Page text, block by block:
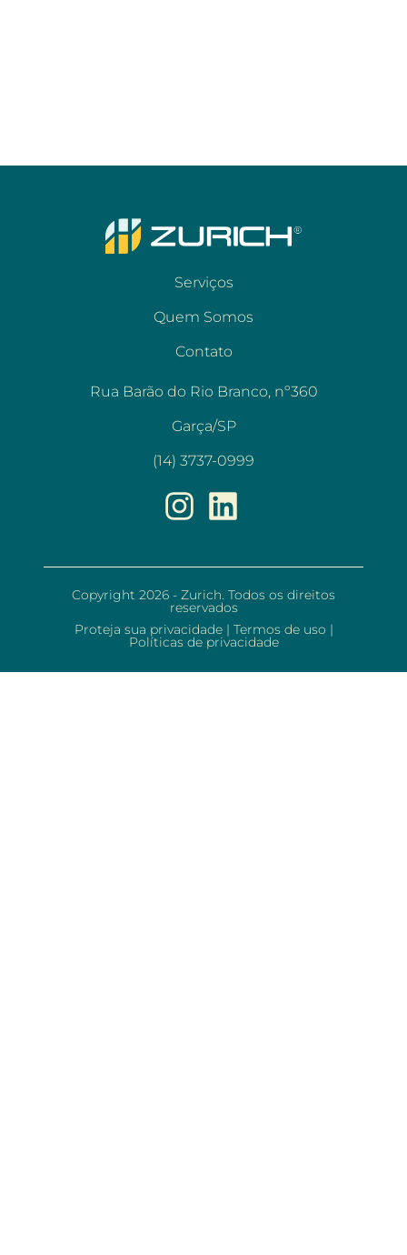
Serviços
Quem Somos
Contato
Rua Barão do Rio Branco, nº360
Garça/SP
(14) 3737-0999
Copyright 2026 - Zurich. Todos os direitos
reservados
Proteja sua privacidade | Termos de uso |
Políticas de privacidade